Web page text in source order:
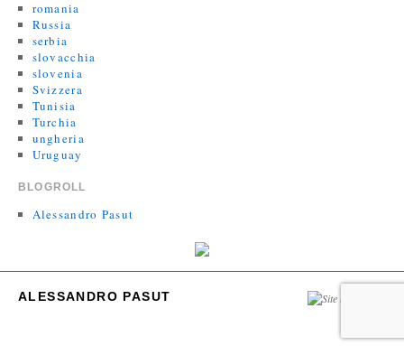
romania
Russia
serbia
slovacchia
slovenia
Svizzera
Tunisia
Turchia
ungheria
Uruguay
BLOGROLL
Alessandro Pasut
ALESSANDRO PASUT